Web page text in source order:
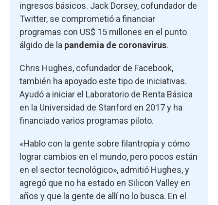
ingresos básicos. Jack Dorsey, cofundador de
Twitter, se comprometió a financiar
programas con US$ 15 millones en el punto
álgido de la pandemia de coronavirus.
Chris Hughes, cofundador de Facebook,
también ha apoyado este tipo de iniciativas.
Ayudó a iniciar el Laboratorio de Renta Básica
en la Universidad de Stanford en 2017 y ha
financiado varios programas piloto.
«Hablo con la gente sobre filantropía y cómo
lograr cambios en el mundo, pero pocos están
en el sector tecnológico», admitió Hughes, y
agregó que no ha estado en Silicon Valley en
años y que la gente de allí no lo busca. En el